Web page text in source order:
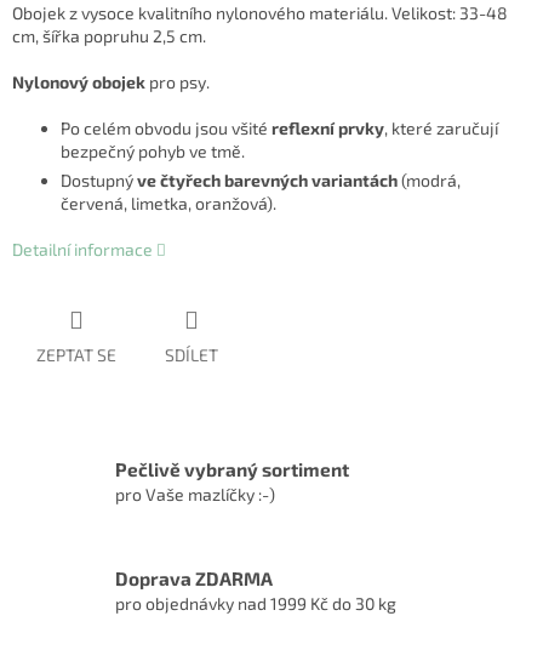
Obojek z vysoce kvalitního nylonového materiálu. Velikost: 33-48
cm, šířka popruhu 2,5 cm.
Nylonový obojek pro psy.
Po celém obvodu jsou všité reflexní prvky, které zaručují
bezpečný pohyb ve tmě.
Dostupnýve čtyřech barevných variantách(modrá,
červená, limetka, oranžová).
Detailní informace
ZEPTAT SE SDÍLET
Pečlivě vybraný sortiment
pro Vaše mazlíčky :-)
Doprava ZDARMA
pro objednávky nad 1999 Kč do 30 kg